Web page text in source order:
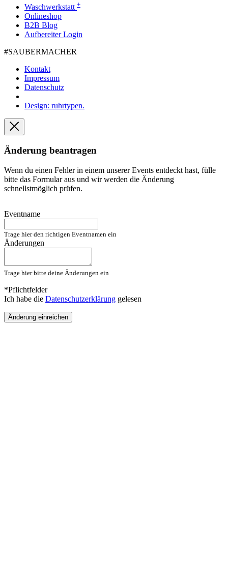
Waschwerkstatt +
Onlineshop
B2B Blog
Aufbereiter Login
#SAUBER­MACHER
Kontakt
Impressum
Datenschutz
Design: ruhrtypen.
Änderung beantragen
Wenn du einen Fehler in einem unserer Events entdeckt hast, fülle
bitte das Formular aus und wir werden die Änderung
schnellstmöglich prüfen.
Eventname
Trage hier den richtigen Eventnamen ein
Änderungen
Trage hier bitte deine Änderungen ein
*Pflichtfelder
Ich habe die Datenschutzerklärung gelesen
Änderung einreichen